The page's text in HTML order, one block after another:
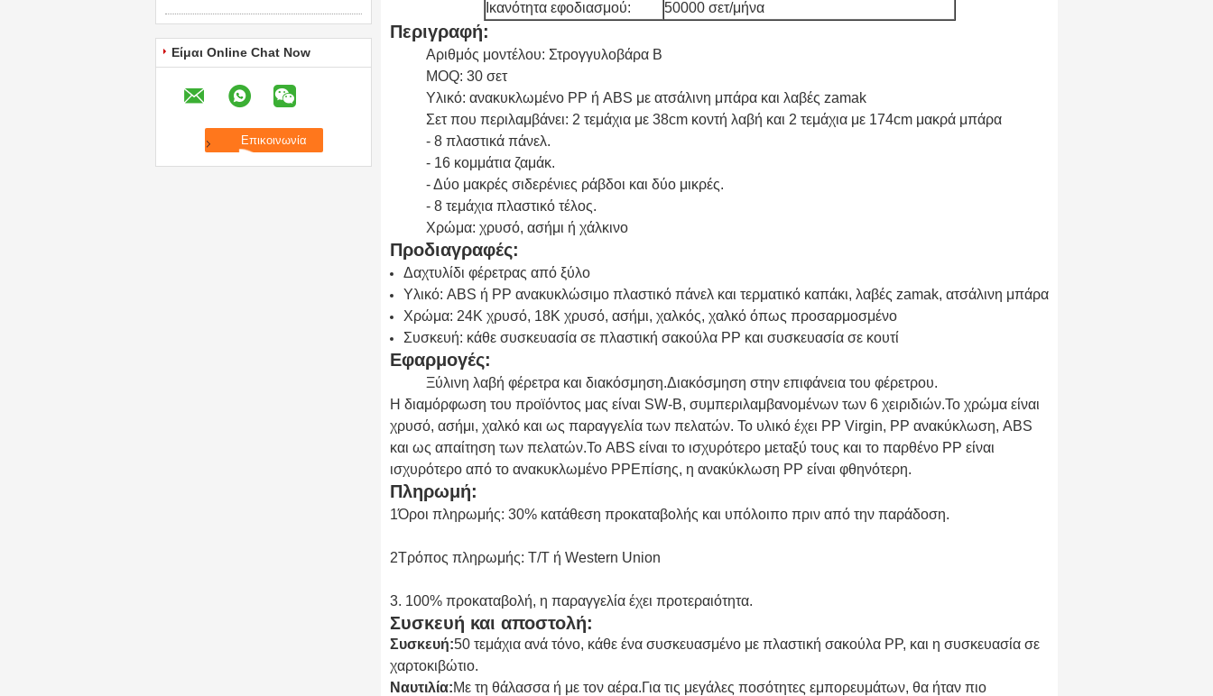
Είμαι Online Chat Now
Ικανότητα εφοδιασμού:
50000 σετ/μήνα
Περιγραφή:
Αριθμός μοντέλου: Στρογγυλοβάρα Β
MOQ: 30 σετ
Υλικό: ανακυκλωμένο PP ή ABS με ατσάλινη μπάρα και λαβές zamak
Σετ που περιλαμβάνει: 2 τεμάχια με 38cm κοντή λαβή και 2 τεμάχια με 174cm μακρά μπάρα
- 8 πλαστικά πάνελ.
- 16 κομμάτια ζαμάκ.
- Δύο μακρές σιδερένιες ράβδοι και δύο μικρές.
- 8 τεμάχια πλαστικό τέλος.
Χρώμα: χρυσό, ασήμι ή χάλκινο
Προδιαγραφές:
Δαχτυλίδι φέρετρας από ξύλο
Υλικό: ABS ή PP ανακυκλώσιμο πλαστικό πάνελ και τερματικό καπάκι, λαβές zamak, ατσάλινη μπάρα
Χρώμα: 24K χρυσό, 18K χρυσό, ασήμι, χαλκός, χαλκό όπως προσαρμοσμένο
Συσκευή: κάθε συσκευασία σε πλαστική σακούλα PP και συσκευασία σε κουτί
Εφαρμογές:
Ξύλινη λαβή φέρετρα και διακόσμηση.Διακόσμηση στην επιφάνεια του φέρετρου.
Η διαμόρφωση του προϊόντος μας είναι SW-B, συμπεριλαμβανομένων των 6 χειριδιών.Το χρώμα είναι
χρυσό, ασήμι, χαλκό και ως παραγγελία των πελατών. Το υλικό έχει PP Virgin, PP ανακύκλωση, ABS
και ως απαίτηση των πελατών.Το ABS είναι το ισχυρότερο μεταξύ τους και το παρθένο PP είναι
ισχυρότερο από το ανακυκλωμένο PPΕπίσης, η ανακύκλωση PP είναι φθηνότερη.
Πληρωμή:
1Όροι πληρωμής: 30% κατάθεση προκαταβολής και υπόλοιπο πριν από την παράδοση.
2Τρόπος πληρωμής: T/T ή Western Union
3. 100% προκαταβολή, η παραγγελία έχει προτεραιότητα.
Συσκευή και αποστολή:
Συσκευή:50 τεμάχια ανά τόνο, κάθε ένα συσκευασμένο με πλαστική σακούλα PP, και η συσκευασία σε
χαρτοκιβώτιο.
Ναυτιλία:Με τη θάλασσα ή με τον αέρα.Για τις μεγάλες ποσότητες εμπορευμάτων, θα ήταν πιο